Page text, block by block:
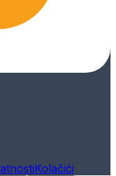
Kolačići